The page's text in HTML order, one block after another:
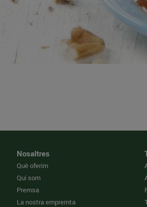
Nosaltres
Què oferim
Qui som
Premsa
La nostra empremta